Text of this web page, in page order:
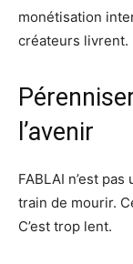
monétisation
créateurs livrent.
l’avenir
FABLAI n’est
train de mourir.
C’est trop lent.